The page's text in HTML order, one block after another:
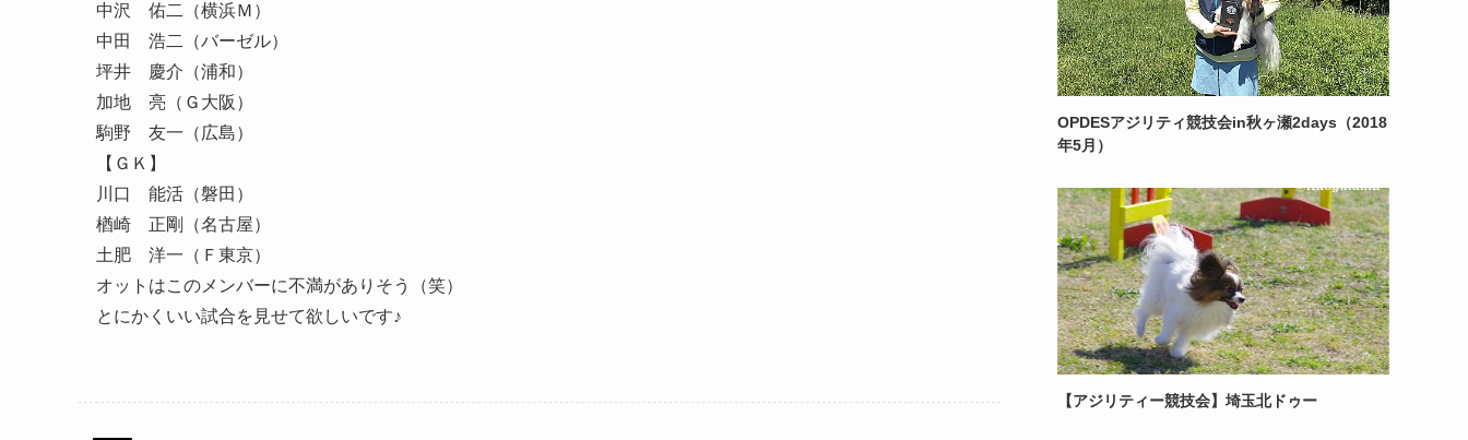
中沢 佑二（横浜Ｍ）
中田 浩二（バーゼル）
坪井 慶介（浦和）
加地 亮（Ｇ大阪）
駒野 友一（広島）
【ＧＫ】
川口 能活（磐田）
楢崎 正剛（名古屋）
土肥 洋一（Ｆ東京）
オットはこのメンバーに不満がありそう（笑）
とにかくいい試合を見せて欲しいです♪
OPDESアジリティ競技会in秋ヶ瀬2days（2018
年5月）
【アジリティー競技会】埼玉北ドゥー